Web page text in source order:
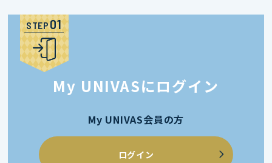
STEP
My UNIVASにログイン
My UNIVAS会員の方
ログイン